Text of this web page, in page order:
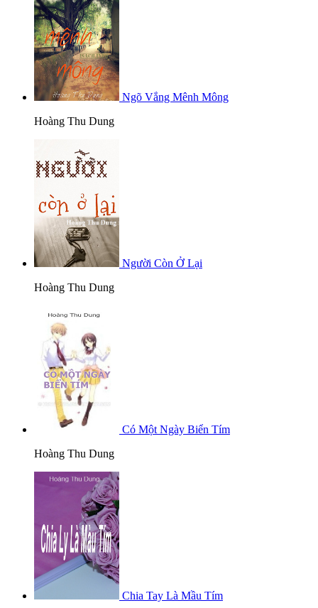
Ngõ Vắng Mênh Mông
Hoàng Thu Dung
Người Còn Ở Lại
Hoàng Thu Dung
Có Một Ngày Biển Tím
Hoàng Thu Dung
Chia Tay Là Mầu Tím